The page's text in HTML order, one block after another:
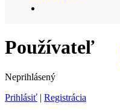
Používateľ
Neprihlásený
Prihlásiť | Registrácia